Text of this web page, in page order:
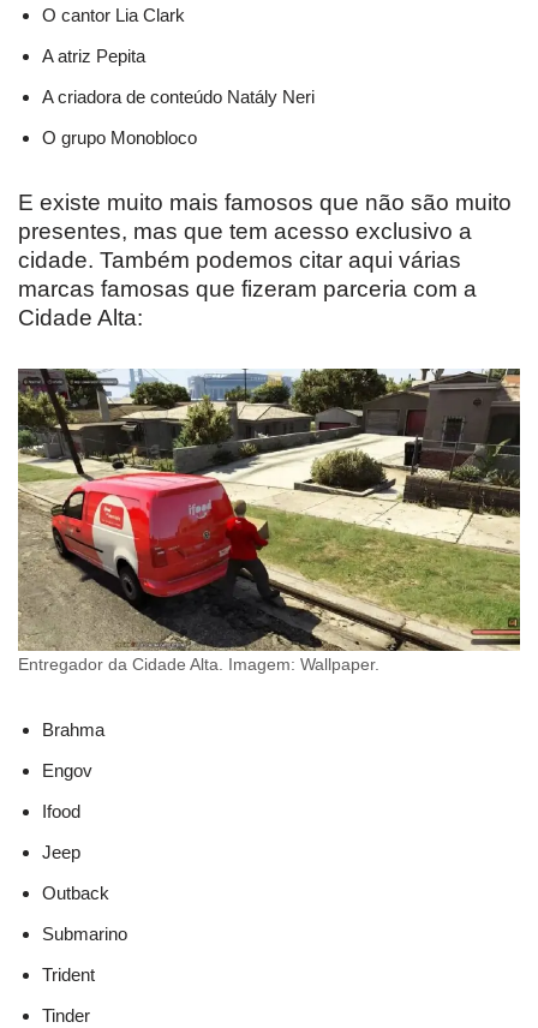
O cantor Lia Clark
A atriz Pepita
A criadora de conteúdo Natály Neri
O grupo Monobloco
E existe muito mais famosos que não são muito
presentes, mas que tem acesso exclusivo a
cidade. Também podemos citar aqui várias
marcas famosas que fizeram parceria com a
Cidade Alta:
Entregador da Cidade Alta. Imagem: Wallpaper.
Brahma
Engov
Ifood
Jeep
Outback
Submarino
Trident
Tinder